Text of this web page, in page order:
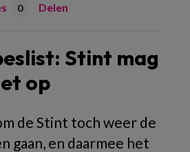
0 Delen
Stint mag
op
de Stint toch weer de
gaan, en daarmee het